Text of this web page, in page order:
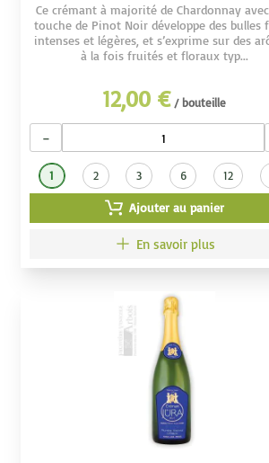
Ce crémant à majorité de Chardonnay
touche de Pinot Noir développe des bulles
intenses et légères, et s’exprime sur des
à la fois fruités et floraux typ...
12,00 € / bouteille
−
1 2 3 6 12
Ajouter au panier
En savoir plus